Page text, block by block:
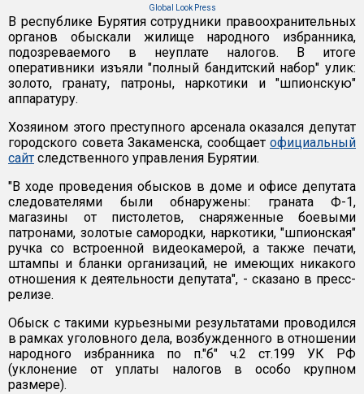
Global Look Press
В республике Бурятия сотрудники правоохранительных
органов обыскали жилище народного избранника,
подозреваемого в неуплате налогов. В итоге
оперативники изъяли "полный бандитский набор" улик:
золото, гранату, патроны, наркотики и "шпионскую"
аппаратуру.
Хозяином этого преступного арсенала оказался депутат
городского совета Закаменска, сообщает официальный
сайт следственного управления Бурятии.
"В ходе проведения обысков в доме и офисе депутата
следователями были обнаружены: граната Ф-1,
магазины от пистолетов, снаряженные боевыми
патронами, золотые самородки, наркотики, "шпионская"
ручка со встроенной видеокамерой, а также печати,
штампы и бланки организаций, не имеющих никакого
отношения к деятельности депутата", - сказано в пресс-
релизе.
Обыск с такими курьезными результатами проводился
в рамках уголовного дела, возбужденного в отношении
народного избранника по п."б" ч.2 ст.199 УК РФ
(уклонение от уплаты налогов в особо крупном
размере).